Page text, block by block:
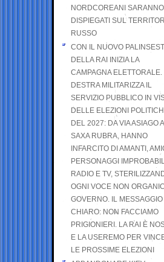
NORDCOREANI SARANNO
DISPIEGATI SUL
RUSSO
CON IL NUOVO
DELLA RAI INIZIA LA
CAMPAGNA ELETTORALE.
DESTRA MILITARIZZA IL
SERVIZIO PUBBLICO IN
DELLE ELEZIONI
DEL 2027: DA VIA ASIAGO A
SAXA RUBRA, HANNO
INFARCITO DI AMANTI,
PERSONAGGI
RADIO E TV,
OGNI VOCE NON
GOVERNO. IL MESSAGGIO
CHIARO: NON FACCIAMO
PRIGIONIERI. LA RAI È
E LA USEREMO PER
LE PROSSIME ELEZIONI